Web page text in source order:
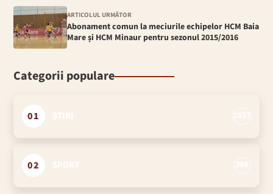
ARTICOLUL URMĂTOR
Abonament comun la meciurile echipelor HCM Baia
Mare și HCM Minaur pentru sezonul 2015/2016
Categorii populare
01
02